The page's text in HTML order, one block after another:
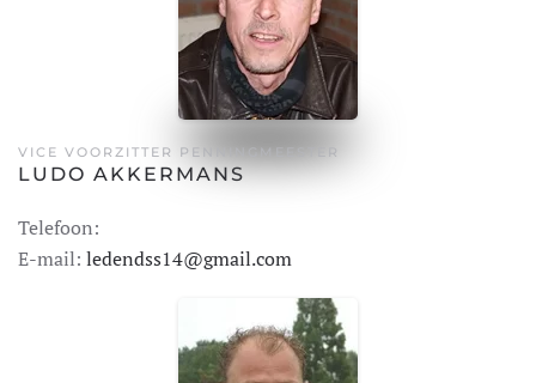
VICE VOORZITTER PENNINGMEESTER
LUDO AKKERMANS
Telefoon:
E-mail: ledendss14@gmail.com